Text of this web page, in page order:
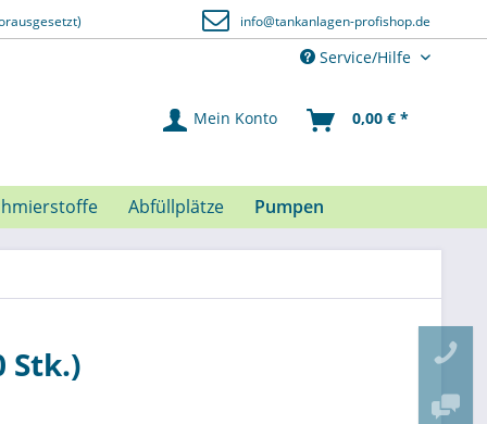
info@tankanlagen-profishop.de
Service/Hilfe
Mein Konto 0,00 € *
Abfüllplätze Pumpen
Stk.)